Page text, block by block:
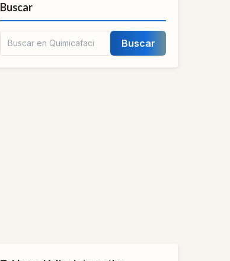
Buscar
Buscar